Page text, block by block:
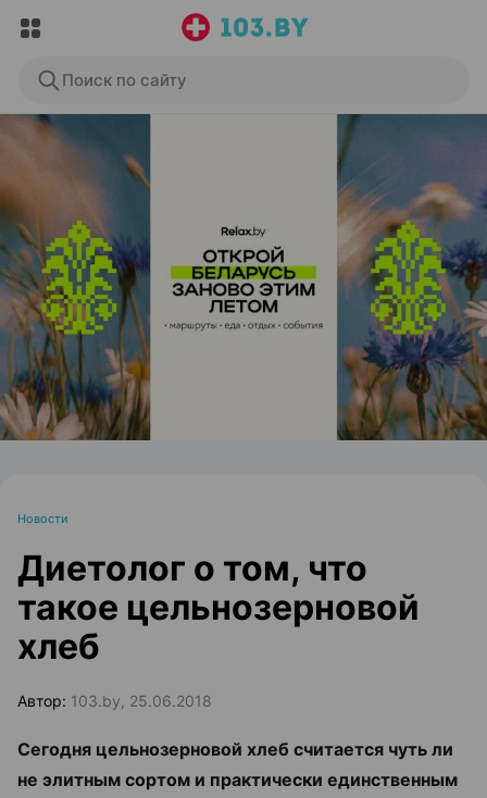
Поиск по сайту
ЭФФЕКТИВНАЯ РЕКЛАМА НА САЙТЕ
Новости
Диетолог о том, что
такое цельнозерновой
хлеб
Автор: 103.by, 25.06.2018
Сегодня цельнозерновой хлеб считается чуть ли
не элитным сортом и практически единственным